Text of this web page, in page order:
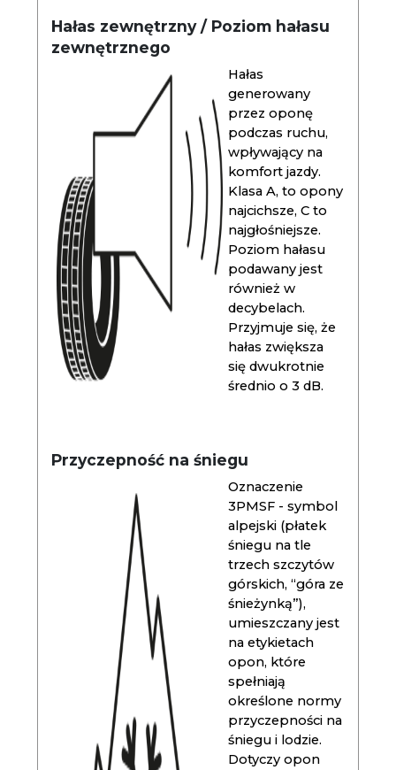
Hałas zewnętrzny / Poziom hałasu
zewnętrznego
Hałas
generowany
przez oponę
podczas ruchu,
wpływający na
komfort jazdy.
Klasa A, to opony
najcichsze, C to
najgłośniejsze.
Poziom hałasu
podawany jest
również w
decybelach.
Przyjmuje się, że
hałas zwiększa
się dwukrotnie
średnio o 3 dB.
Przyczepność na śniegu
Oznaczenie
3PMSF - symbol
alpejski (płatek
śniegu na tle
trzech szczytów
górskich, “góra ze
śnieżynką”),
umieszczany jest
na etykietach
opon, które
spełniają
określone normy
przyczepności na
śniegu i lodzie.
Dotyczy opon